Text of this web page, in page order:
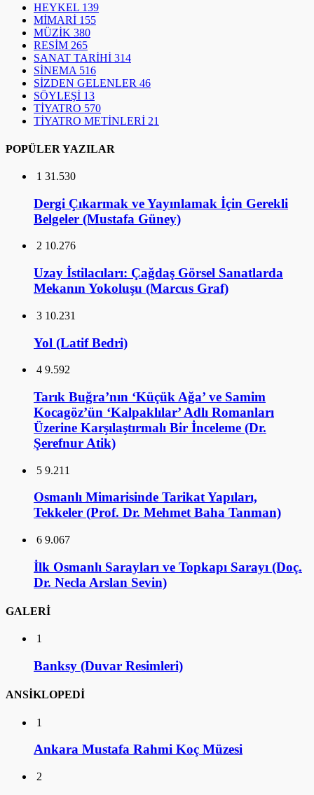
HEYKEL 139
MİMARİ 155
MÜZİK 380
RESİM 265
SANAT TARİHİ 314
SİNEMA 516
SİZDEN GELENLER 46
SÖYLEŞİ 13
TİYATRO 570
TİYATRO METİNLERİ 21
POPÜLER YAZILAR
1 31.530
Dergi Çıkarmak ve Yayınlamak İçin Gerekli
Belgeler (Mustafa Güney)
2 10.276
Uzay İstilacıları: Çağdaş Görsel Sanatlarda
Mekanın Yokoluşu (Marcus Graf)
3 10.231
Yol (Latif Bedri)
4 9.592
Tarık Buğra’nın ‘Küçük Ağa’ ve Samim
Kocagöz’ün ‘Kalpaklılar’ Adlı Romanları
Üzerine Karşılaştırmalı Bir İnceleme (Dr.
Şerefnur Atik)
5 9.211
Osmanlı Mimarisinde Tarikat Yapıları,
Tekkeler (Prof. Dr. Mehmet Baha Tanman)
6 9.067
İlk Osmanlı Sarayları ve Topkapı Sarayı (Doç.
Dr. Necla Arslan Sevin)
GALERİ
1
Banksy (Duvar Resimleri)
ANSİKLOPEDİ
1
Ankara Mustafa Rahmi Koç Müzesi
2